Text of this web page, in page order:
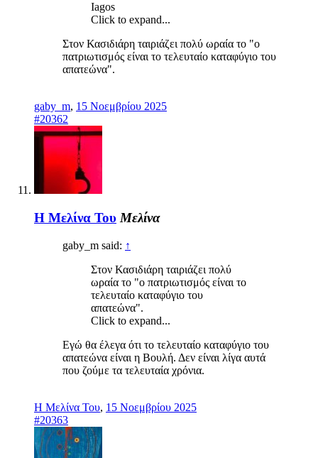
Iagos
Click to expand...
Στον Κασιδιάρη ταιριάζει πολύ ωραία το "ο
πατριωτισμός είναι το τελευταίο καταφύγιο του
απατεώνα".
gaby_m, 15 Νοεμβρίου 2025
#20362
Η Μελίνα Του Μελίνα
gaby_m said: ↑
Στον Κασιδιάρη ταιριάζει πολύ
ωραία το "ο πατριωτισμός είναι το
τελευταίο καταφύγιο του
απατεώνα".
Click to expand...
Εγώ θα έλεγα ότι το τελευταίο καταφύγιο του
απατεώνα είναι η Βουλή. Δεν είναι λίγα αυτά
που ζούμε τα τελευταία χρόνια.
Η Μελίνα Του, 15 Νοεμβρίου 2025
#20363